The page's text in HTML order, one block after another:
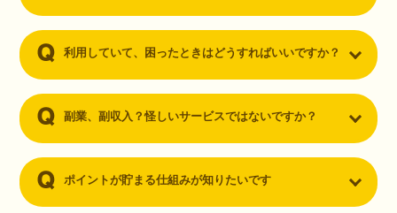
利用していて、困ったときはどうすればいいですか？
副業、副収入？怪しいサービスではないですか？
ポイントが貯まる仕組みが知りたいです